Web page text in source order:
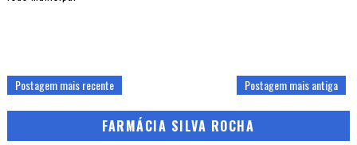
Postagem mais recente Postagem mais antiga
FARMÁCIA SILVA ROCHA